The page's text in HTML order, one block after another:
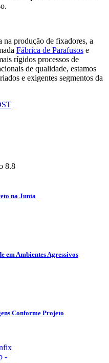
na produção de fixadores, a
Fábrica de Parafusos e
rígidos processos de
de qualidade, estamos
e exigentes segmentos da
na Junta
em Ambientes Agressivos
Conforme Projeto